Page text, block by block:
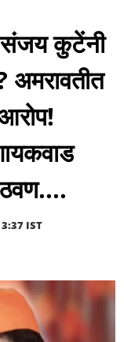
संजय कुटेंनी
अमरावतीत
IST